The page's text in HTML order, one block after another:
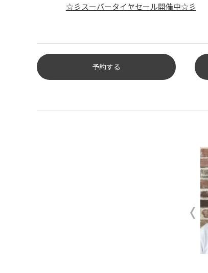
☆彡スーパータイヤセール開催中☆彡
予約する